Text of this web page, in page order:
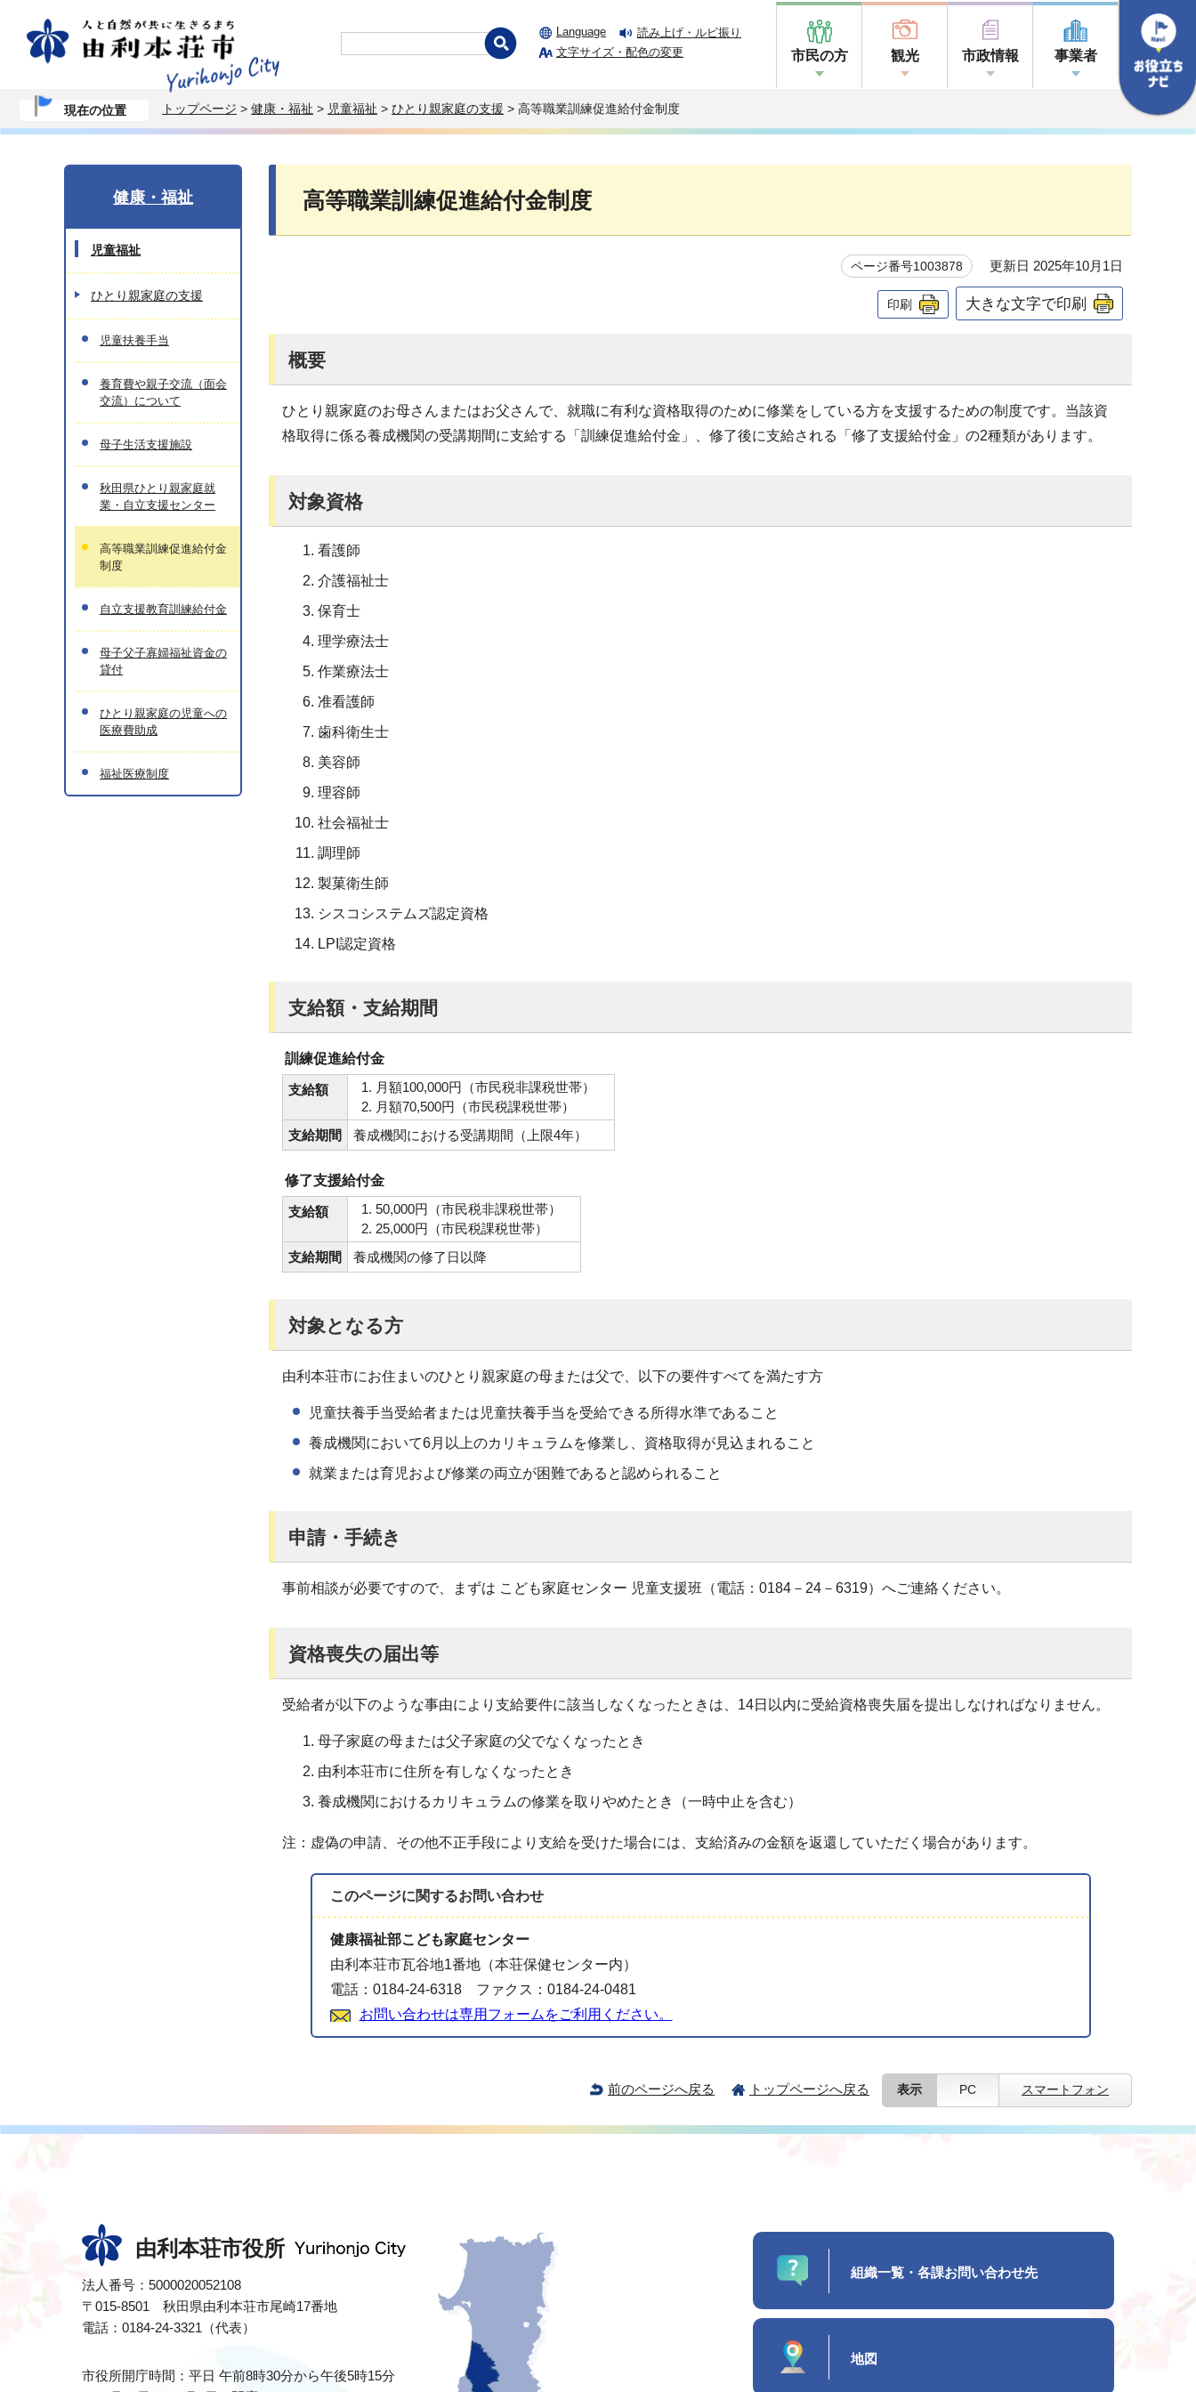
Language
読み上げ・ルビ振り
文字サイズ・配色の変更
市民の方 観光 市政情報 事業者
現在の位置 トップページ > 健康・福祉 > 児童福祉 > ひとり親家庭の支援 > 高等職業訓練促進給付金制度
高等職業訓練促進給付金制度
ページ番号1003878 更新日 2025年10月1日
印刷 大きな文字で印刷
概要
ひとり親家庭のお母さんまたはお父さんで、就職に有利な資格取得のために修業をしている方を支援するための制度です。当該資
格取得に係る養成機関の受講期間に支給する「訓練促進給付金」、修了後に支給される「修了支援給付金」の2種類があります。
対象資格
看護師
介護福祉士
保育士
理学療法士
作業療法士
准看護師
歯科衛生士
美容師
理容師
社会福祉士
調理師
製菓衛生師
シスコシステムズ認定資格
LPI認定資格
支給額・支給期間
訓練促進給付金
支給額
月額100,000円（市民税非課税世帯）
月額70,500円（市民税課税世帯）
支給期間
養成機関における受講期間（上限4年）
修了支援給付金
支給額
50,000円（市民税非課税世帯）
25,000円（市民税課税世帯）
支給期間
養成機関の修了日以降
対象となる方
由利本荘市にお住まいのひとり親家庭の母または父で、以下の要件すべてを満たす方
児童扶養手当受給者または児童扶養手当を受給できる所得水準であること
養成機関において6月以上のカリキュラムを修業し、資格取得が見込まれること
就業または育児および修業の両立が困難であると認められること
申請・手続き
事前相談が必要ですので、まずは こども家庭センター 児童支援班（電話：0184－24－6319）へご連絡ください。
資格喪失の届出等
受給者が以下のような事由により支給要件に該当しなくなったときは、14日以内に受給資格喪失届を提出しなければなりません。
母子家庭の母または父子家庭の父でなくなったとき
由利本荘市に住所を有しなくなったとき
養成機関におけるカリキュラムの修業を取りやめたとき（一時中止を含む）
注：虚偽の申請、その他不正手段により支給を受けた場合には、支給済みの金額を返還していただく場合があります。
このページに関するお問い合わせ
健康福祉部こども家庭センター
由利本荘市瓦谷地1番地（本荘保健センター内）
電話：0184-24-6318 ファクス：0184-24-0481
お問い合わせは専用フォームをご利用ください。
健康・福祉
児童福祉
ひとり親家庭の支援
児童扶養手当
養育費や親子交流（面会
交流）について
母子生活支援施設
秋田県ひとり親家庭就
業・自立支援センター
高等職業訓練促進給付金
制度
自立支援教育訓練給付金
母子父子寡婦福祉資金の
貸付
ひとり親家庭の児童への
医療費助成
福祉医療制度
前のページへ戻る トップページへ戻る 表示 PC スマートフォン
由利本荘市役所
法人番号：5000020052108
〒015-8501 秋田県由利本荘市尾崎17番地
電話：0184-24-3321（代表）
市役所開庁時間：平日 午前8時30分から午後5時15分
組織一覧・各課お問い合わせ先
地図